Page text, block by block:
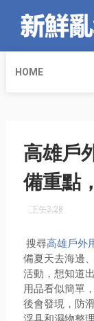
HOME
高雄戶
備重點
下午3:28
搜尋高雄戶外
備夏天去海邊
活動，想知道
用品看似簡單
後會發現，防
浮具和濕物整